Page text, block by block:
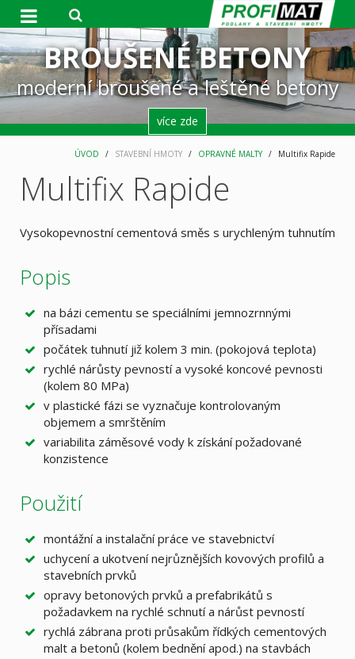
DESIGNOVÉ PODLAHY
moderní broušené stěrky
více zde
BROUŠENÉ BETONY
moderní broušené a leštěné betony
více zde
BROUŠENÉ BETONY
moderní broušené a leštěné betony
více zde
GROUTEX
kotevní, výplňové a reprofilační malty
více zde
STABILNÍ FIRMA
jsme tu pro vás od roku 1995
ÚVOD STAVEBNÍ HMOTY OPRAVNÉ MALTY Multifix Rapide
Multifix Rapide
Vysokopevnostní cementová směs s urychleným tuhnutím
Popis
na bázi cementu se speciálními jemnozrnnými
přísadami
počátek tuhnutí již kolem 3 min. (pokojová teplota)
rychlé nárůsty pevností a vysoké koncové pevnosti
(kolem 80 MPa)
v plastické fázi se vyznačuje kontrolovaným
objemem a smrštěním
variabilita záměsové vody k získání požadované
konzistence
Použití
montážní a instalační práce ve stavebnictví
uchycení a ukotvení nejrůznějších kovových profilů a
stavebních prvků
opravy betonových prvků a prefabrikátů s
požadavkem na rychlé schnutí a nárůst pevností
rychlá zábrana proti průsakům řídkých cementových
malt a betonů (kolem bednění apod.) na stavbách